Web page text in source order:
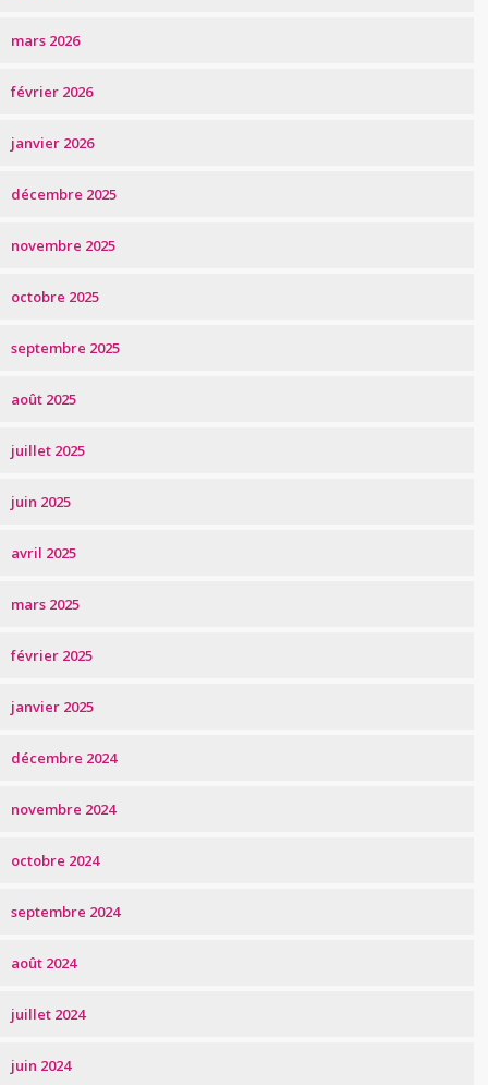
mars 2026
février 2026
janvier 2026
décembre 2025
novembre 2025
octobre 2025
septembre 2025
août 2025
juillet 2025
juin 2025
avril 2025
mars 2025
février 2025
janvier 2025
décembre 2024
novembre 2024
octobre 2024
septembre 2024
août 2024
juillet 2024
juin 2024